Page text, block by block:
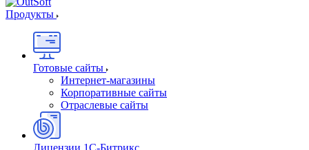
Продукты
Готовые сайты
Интернет-магазины
Корпоративные сайты
Отраслевые сайты
Лицензии 1С-Битрикс